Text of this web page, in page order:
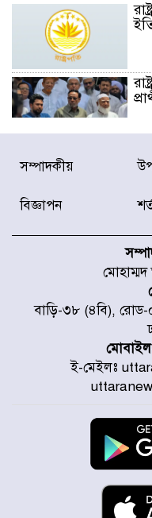
সম্পাদকীয়
বিজ্ঞাপন
মোহাম্মদ
বাড়ি-৩৮ (৪বি), রোড-
মোবাইল
ই-মেইলঃ